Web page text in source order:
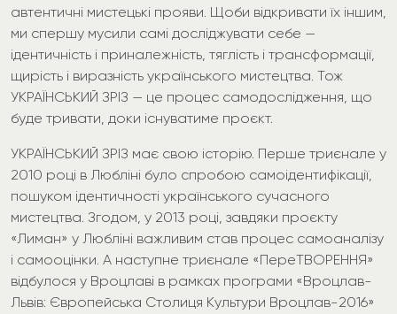
автентичні мистецькі прояви. Щоби відкривати їх іншим,
ми спершу мусили самі досліджувати себе —
ідентичність і приналежність, тяглість і трансформації,
щирість і виразність українського мистецтва. Тож
УКРАЇНСЬКИЙ ЗРІЗ — це процес самодослідження, що
буде тривати, доки існуватиме проєкт.
УКРАЇНСЬКИЙ ЗРІЗ має свою історію. Перше триєнале у
2010 році в Любліні було спробою самоідентифікації,
пошуком ідентичності українського сучасного
мистецтва. Згодом, у 2013 році, завдяки проєкту
«Лиман» у Любліні важливим став процес самоаналізу
і самооцінки. А наступне триєнале «ПереТВОРЕННЯ»
відбулося у Вроцлаві в рамках програми «Вроцлав-
Львів: Європейська Столиця Культури Вроцлав-2016»